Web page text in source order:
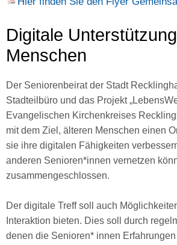
Digitale
Menschen
Der Seniorenbeirat der Stadt
Stadteilbüro und das Projekt
Evangelischen Kirchenkreises
mit dem Ziel , älteren Menschen einen
sie ihre digitalen Fähigkeiten
anderen Senioren*innen vernetzen
zusammengeschlossen.
Der digitale Treff soll auch
Interaktion bieten. Dies soll durch
denen die Senioren* innen